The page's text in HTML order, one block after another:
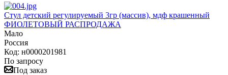
Стул детский регулируемый 3гр (массив), мдф крашенный
ФИОЛЕТОВЫЙ РАСПРОДАЖА
Мало
Россия
Код: н0000201981
По запросу
Под заказ